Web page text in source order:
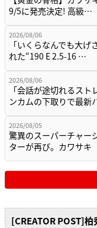
9/5に発売決定! 高級…
2026/08/06
「いくらなんでも大
れた“190 E 2.5-16 …
2026/08/06
「会話が途切れるス
ンカムの下取りで最
2026/08/05
驚異のスーパーチャー
ターが再び。カワサキ
[CREATOR POST]柏